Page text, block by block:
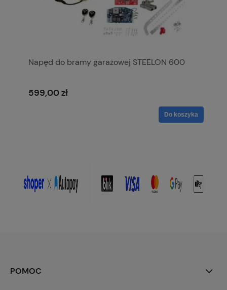
Napęd do bramy garażowej STEELON 600
599,00 zł
Do koszyka
POMOC